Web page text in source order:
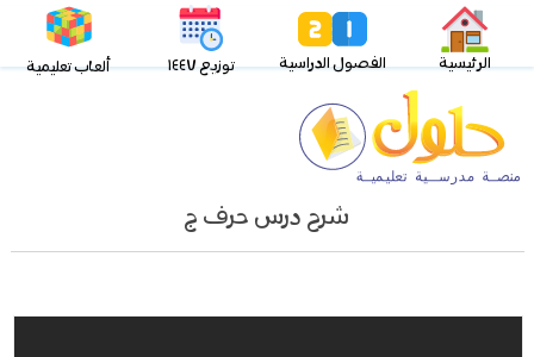
الرئيسية الفصول الدراسية توزيع ١٤٤٧ ألعاب تعليمية
شرح درس حرف ج